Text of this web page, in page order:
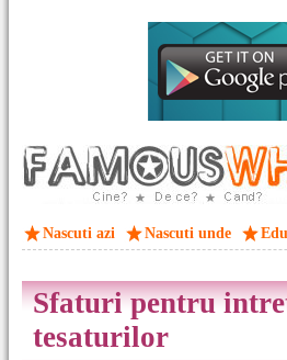
Nascuti azi Nascuti unde
Sfaturi pentru
tesaturilor